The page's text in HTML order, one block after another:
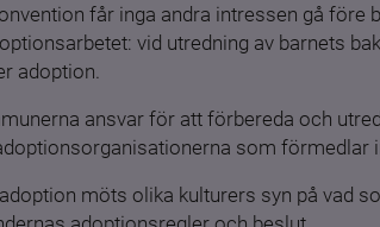
får inga andra intressen gå
vid utredning av barnets
adoption.
ansvar för att förbereda och
som förmedlar
möts olika kulturers syn på vad